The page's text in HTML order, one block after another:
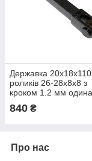
Державка
роликів 26-28х8х8 з
кроком 1.2 мм
роликом сітка
840 ₴
Про нас